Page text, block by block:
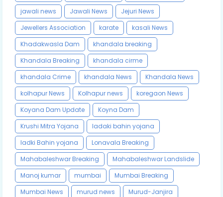
jawali news
Jawali News
Jejuri News
Jewellers Association
karate
kasali News
Khadakwasla Dam
khandala breaking
Khandala Breaking
khandala cirme
khandala Crime
khandala News
Khandala News
kolhapur News
Kolhapur news
koregaon News
Koyana Dam Update
Koyna Dam
Krushi Mitra Yojana
ladaki bahin yojana
ladki Bahin yojana
Lonavala Breaking
Mahabaleshwar Breaking
Mahabaleshwar Landslide
Manoj kumar
mumbai
Mumbai Breaking
Mumbai News
murud news
Murud-Janjira